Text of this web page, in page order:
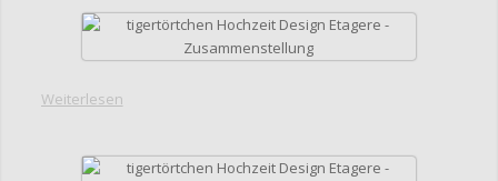
Weiterlesen